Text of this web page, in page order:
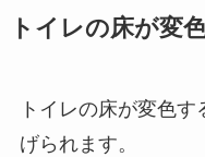
トイレの床が変
トイレの床が変色
げられます。